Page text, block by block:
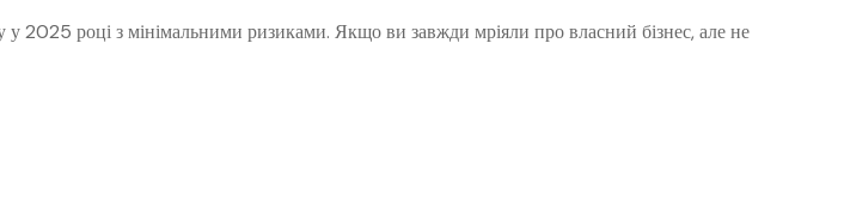
2025 році з мінімальними ризиками. Якщо ви завжди мріяли про власний бізнес, але не